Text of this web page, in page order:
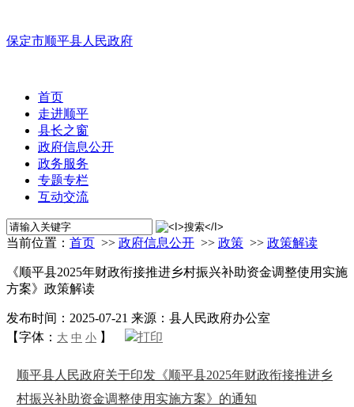
保定市顺平县人民政府
首页
走进顺平
县长之窗
政府信息公开
政务服务
专题专栏
互动交流
当前位置： 首页 >> 政府信息公开 >> 政策 >> 政策解读
《顺平县2025年财政衔接推进乡村振兴补助资金调整使用实施
方案》政策解读
发布时间：2025-07-21 来源：县人民政府办公室
【字体： 大 中 小 】 打印
顺平县人民政府关于印发《顺平县2025年财政衔接推进乡
村振兴补助资金调整使用实施方案》的通知